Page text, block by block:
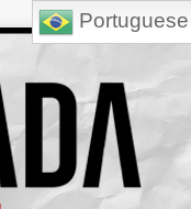
Portuguese